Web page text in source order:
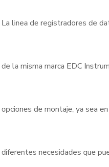
La linea de registradores de
de la misma marca EDC
opciones de montaje, ya sea
diferentes necesidades que